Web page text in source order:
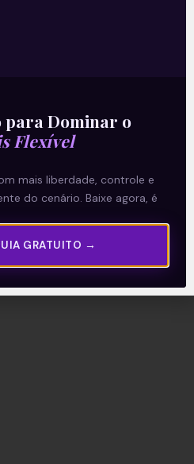
para Dominar o
Flexível
mais liberdade, controle e
do cenário. Baixe agora, é
GRATUITO →